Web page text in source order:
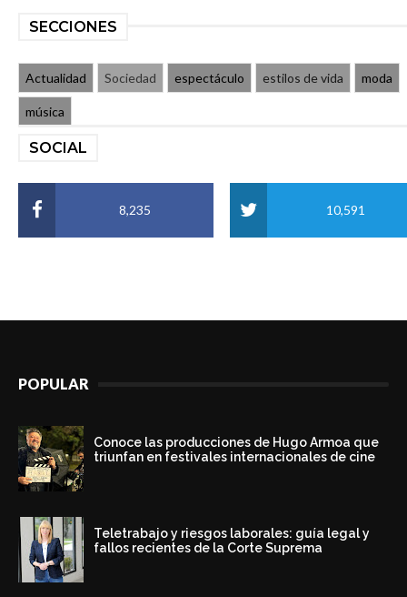
SECCIONES
Actualidad Sociedad espectáculo estilos de vida moda
música
SOCIAL
8,235 10,591
POPULAR
Conoce las producciones de Hugo Armoa que
triunfan en festivales internacionales de cine
Teletrabajo y riesgos laborales: guía legal y
fallos recientes de la Corte Suprema